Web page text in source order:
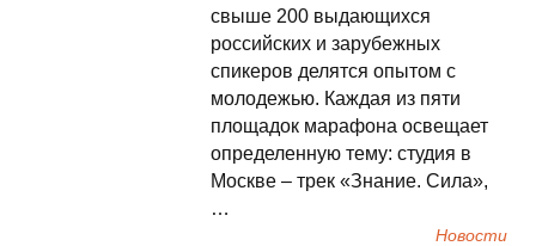
свыше 200 выдающихся
российских и зарубежных
спикеров делятся опытом с
молодежью. Каждая из пяти
площадок марафона освещает
определенную тему: студия в
Москве – трек «Знание. Сила»,
…
Новости